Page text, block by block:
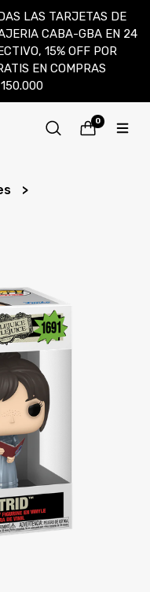
LAS TARJETAS DE
CABA-GBA EN 24
15% OFF POR
EN COMPRAS
0